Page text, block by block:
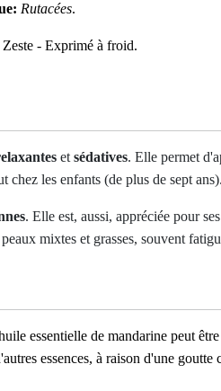
Rutacées.
Zeste - Exprimé à froid.
et sédatives. Elle permet
chez les enfants (de plus de sept ans).
. Elle est, aussi, appréciée pour
mixtes et grasses, souvent
essentielle de mandarine peut
essences, à raison d'une